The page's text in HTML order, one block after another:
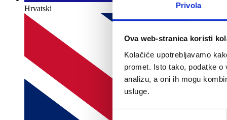
Privola
Ova web-stranica koristi
Kolačiće upotrebljavamo
promet. Isto tako, podatke
analizu, a oni ih mogu
usluge.
Hrvatski